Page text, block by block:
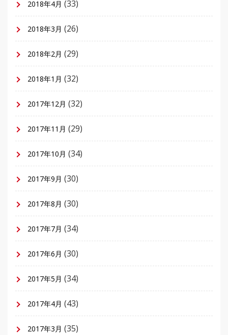
2018年4月 (33)
2018年3月 (26)
2018年2月 (29)
2018年1月 (32)
2017年12月 (32)
2017年11月 (29)
2017年10月 (34)
2017年9月 (30)
2017年8月 (30)
2017年7月 (34)
2017年6月 (30)
2017年5月 (34)
2017年4月 (43)
2017年3月 (35)